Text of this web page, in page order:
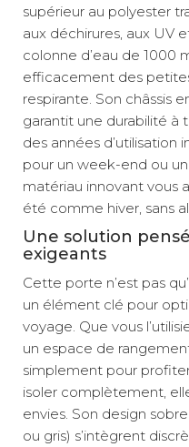
supérieur au polyester
aux déchirures, aux UV
colonne d’eau de 1000
efficacement des
respirante. Son châssis
garantit une durabilité à
des années d’utilisation
pour un week-end ou
matériau innovant vous
été comme hiver, sans
Une solution
exigeants
Cette porte n’est pas
un élément clé pour
voyage. Que vous
un espace de
simplement pour
isoler complètement,
envies. Son design
ou gris) s’intègrent